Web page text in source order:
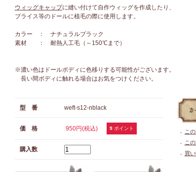
ウィッグキャップに縫い付けて自作ウィッグを作成したり、
ブライス等のドールに植毛の際に使用します。
カラー ： ナチュラルブラック
素材 ： 耐熱人工毛（～150℃まで）
※濃い色はドールボディに色移りする可能性がございます。
長い間ボディに触れる場合はお気をつけください。
型 番 weft-s12-nblack
価 格 950円(税込) 9ポイント
購入数
● こ
● こ
● 買